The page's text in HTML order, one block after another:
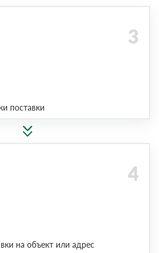
поставки
на объект или адрес